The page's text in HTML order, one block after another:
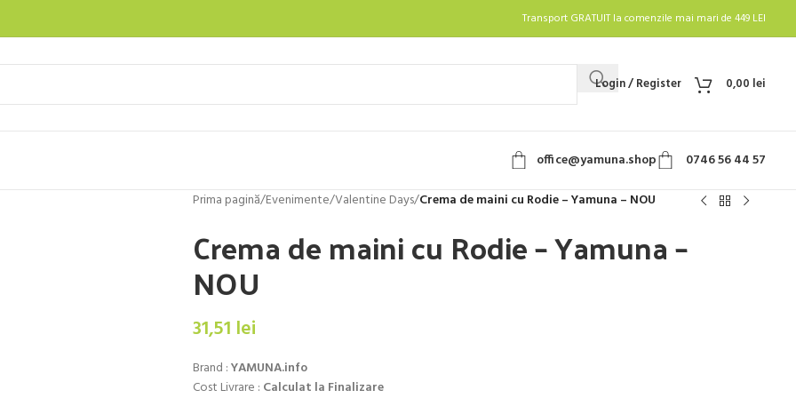
Transport GRATUIT la comenzile mai mari de 449 LEI
Login / Register 0,00 lei
office@yamuna.shop 0746 56 44 57
Prima pagină/Evenimente/Valentine Days/Crema de maini cu Rodie – Yamuna – NOU
Crema de maini cu Rodie – Yamuna –
NOU
31,51 lei
Brand :YAMUNA.info
Cost Livrare : Calculat la Finalizare